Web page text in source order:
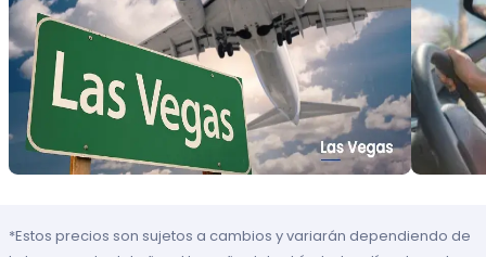
*Estos precios son sujetos a cambios y variarán dependiendo de